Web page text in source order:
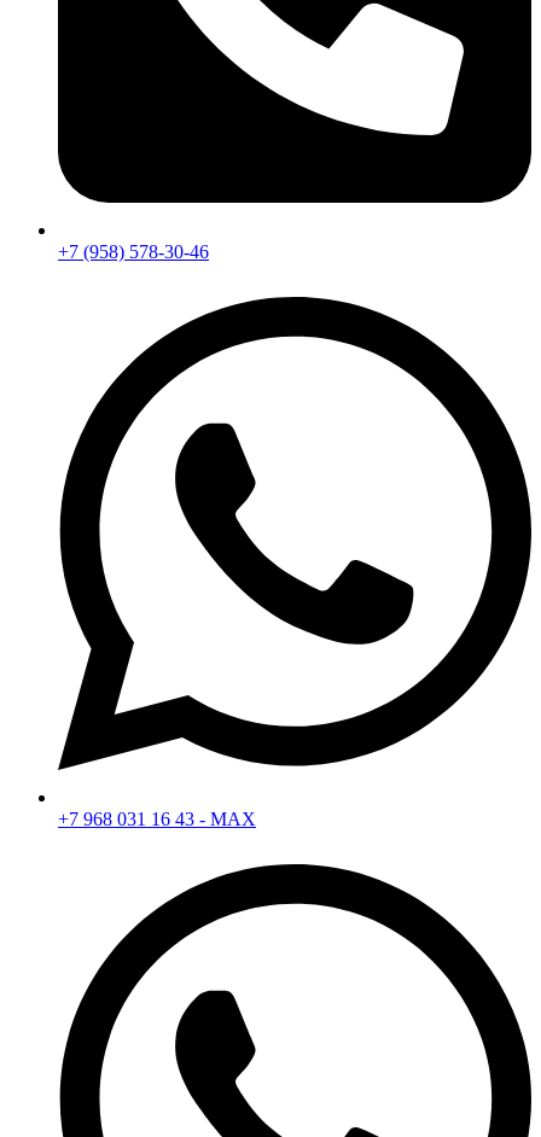
+7 (958) 578-30-46
+7 968 031 16 43 - MAX